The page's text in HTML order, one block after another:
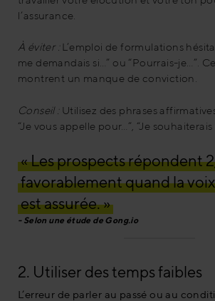
l’assurance.
À éviter : L’emploi de formulations
me demandais si…” ou “Pourrais-je…”.
montrent un manque de conviction.
Conseil :Utilisez des phrases
“Je vous appelle pour…”, “Je souhaiterais
« Les prospects répondent
favorablement quand la
est assurée. »
Selon une étude de Gong.io
2. Utiliser des temps faibles
L’erreur de parler au passé ou au